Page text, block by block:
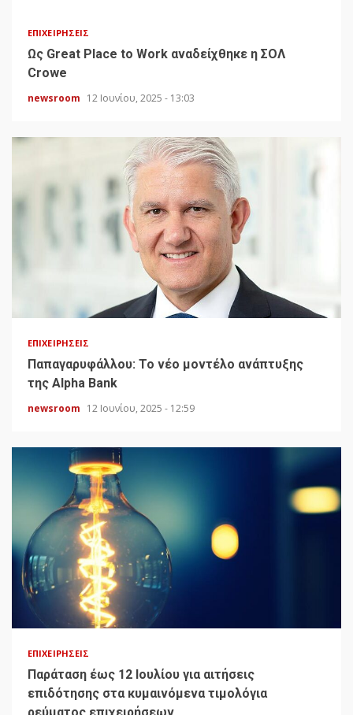
ΕΠΙΧΕΙΡΉΣΕΙΣ
Ως Great Place to Work αναδείχθηκε η ΣΟΛ
Crowe
newsroom 12 Ιουνίου, 2025 - 13:03
ΕΠΙΧΕΙΡΉΣΕΙΣ
Παπαγαρυφάλλου: Το νέο μοντέλο ανάπτυξης
της Alpha Bank
newsroom 12 Ιουνίου, 2025 - 12:59
ΕΠΙΧΕΙΡΉΣΕΙΣ
Παράταση έως 12 Ιουλίου για αιτήσεις
επιδότησης στα κυμαινόμενα τιμολόγια